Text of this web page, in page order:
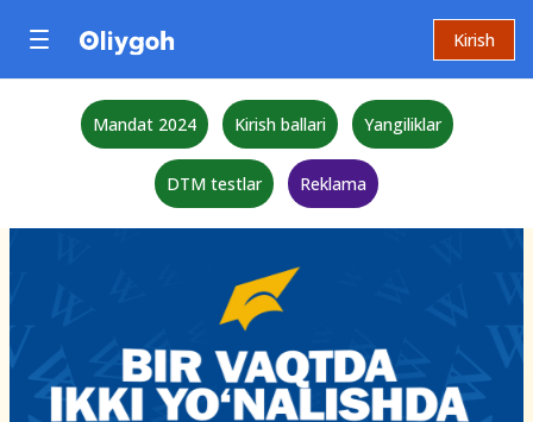
Kirish
Mandat 2024 Kirish ballari Yangiliklar
DTM testlar Reklama